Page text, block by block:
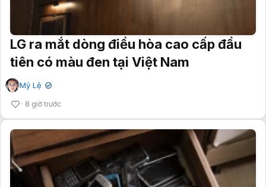
LG ra mắt dòng điều hòa cao cấp đầu
tiên có màu đen tại Việt Nam
Mỹ Lệ ✔
8 giờ trước